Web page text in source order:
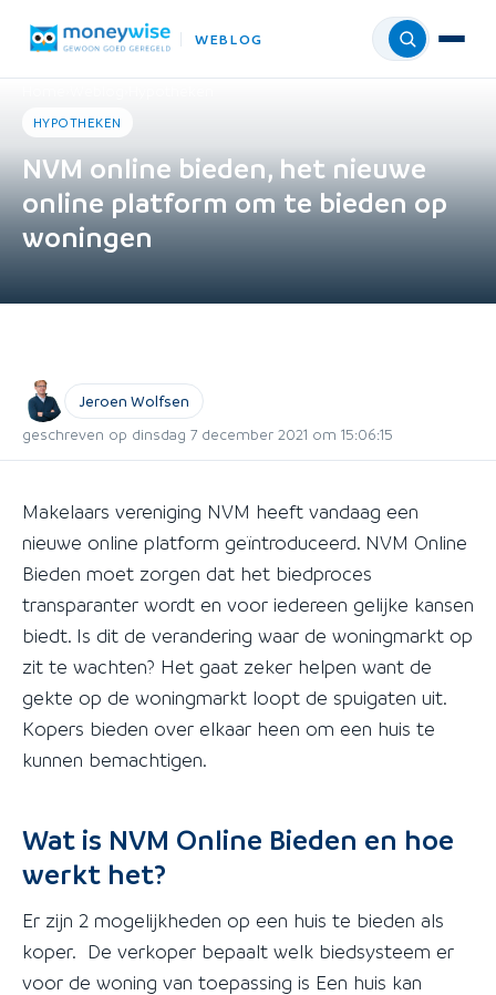
WEBLOG Menu
HYPOTHEKEN
NVM online bieden, het nieuwe
online platform om te bieden op
woningen
Jeroen Wolfsen
geschreven op dinsdag 7 december 2021 om 15:06:15
Makelaars vereniging NVM heeft vandaag een
nieuwe online platform geïntroduceerd. NVM Online
Bieden moet zorgen dat het biedproces
transparanter wordt en voor iedereen gelijke kansen
biedt. Is dit de verandering waar de woningmarkt op
zit te wachten? Het gaat zeker helpen want de
gekte op de woningmarkt loopt de spuigaten uit.
Kopers bieden over elkaar heen om een huis te
kunnen bemachtigen.
Wat is NVM Online Bieden en hoe
werkt het?
Er zijn 2 mogelijkheden op een huis te bieden als
koper. De verkoper bepaalt welk biedsysteem er
voor de woning van toepassing is Een huis kan